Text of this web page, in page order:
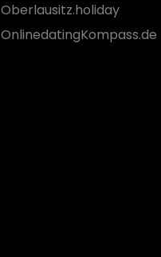
Oberlausitz.holiday
OnlinedatingKompass.de